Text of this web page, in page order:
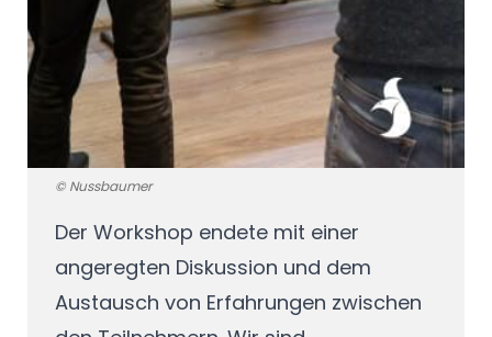
© Nussbaumer
Der Workshop endete mit einer
angeregten Diskussion und dem
Austausch von Erfahrungen zwischen